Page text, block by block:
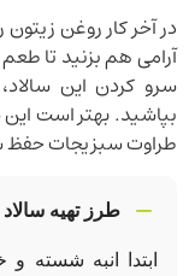
در آخر کار روغن زیتون
آرامی هم بزنید تا
سرو کردن این
بپاشید. بهتر است این
طراوت سبزیجات حفظ
طرز تهیه
ابتدا انبه شسته